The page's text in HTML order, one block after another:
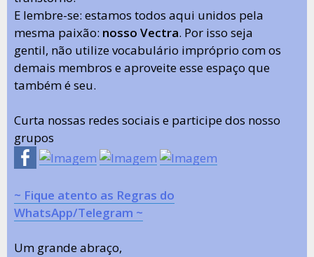
E lembre-se: estamos todos aqui unidos pela
mesma paixão: nosso Vectra. Por isso seja
gentil, não utilize vocabulário impróprio com os
demais membros e aproveite esse espaço que
também é seu.
Curta nossas redes sociais e participe dos nosso
grupos
~ Fique atento as Regras do
WhatsApp/Telegram ~
Um grande abraço,